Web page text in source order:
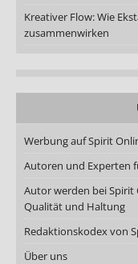
Kreativer Flow: Wie
zusammenwirken
Werbung auf Spirit
Autoren und Experten
Autor werden bei
Qualität und Haltung
Redaktionskodex von
Über uns